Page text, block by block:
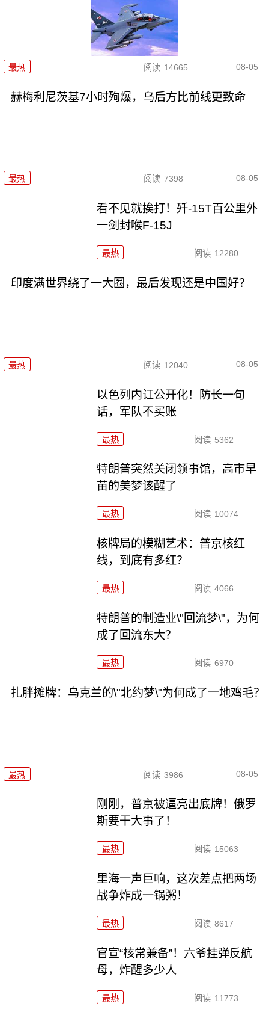
最热 阅读 14665 08-05
赫梅利尼茨基7小时殉爆，乌后方比前线更致命
最热 阅读 7398 08-05
看不见就挨打！歼-15T百公里外
一剑封喉F-15J
最热 阅读 12280
印度满世界绕了一大圈，最后发现还是中国好？
最热 阅读 12040 08-05
以色列内讧公开化！防长一句
话，军队不买账
最热 阅读 5362
特朗普突然关闭领事馆，高市早
苗的美梦该醒了
最热 阅读 10074
核牌局的模糊艺术：普京核红
线，到底有多红？
最热 阅读 4066
特朗普的制造业\"回流梦\"，为何
成了回流东大？
最热 阅读 6970
扎胖摊牌：乌克兰的\"北约梦\"为何成了一地鸡毛？
最热 阅读 3986 08-05
刚刚，普京被逼亮出底牌！俄罗
斯要干大事了！
最热 阅读 15063
里海一声巨响，这次差点把两场
战争炸成一锅粥！
最热 阅读 8617
官宣“核常兼备”！六爷挂弹反航
母，炸醒多少人
最热 阅读 11773